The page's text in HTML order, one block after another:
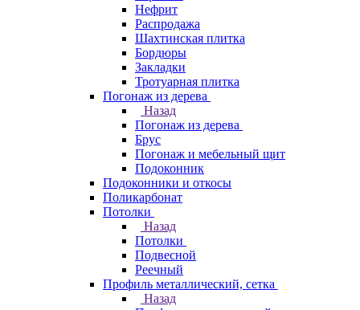
Нефрит
Распродажа
Шахтинская плитка
Бордюры
Закладки
Тротуарная плитка
Погонаж из дерева
Назад
Погонаж из дерева
Брус
Погонаж и мебельный щит
Подоконник
Подоконники и откосы
Поликарбонат
Потолки
Назад
Потолки
Подвесной
Реечный
Профиль металлический, сетка
Назад